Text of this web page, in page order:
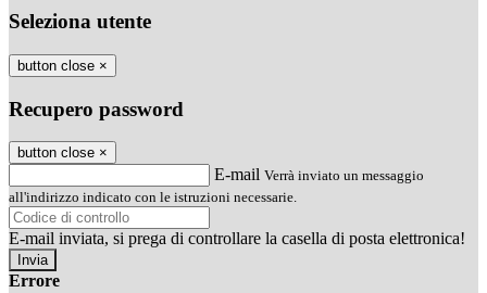
Seleziona utente
button close ×
Recupero password
button close ×
E-mail Verrà inviato un messaggio
all'indirizzo indicato con le istruzioni necessarie.
E-mail inviata, si prega di controllare la casella di posta elettronica!
Errore